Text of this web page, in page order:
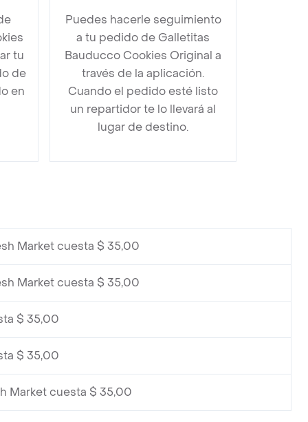
tu
de
en
Puedes hacerle seguimiento
a tu pedido de Galletitas
Bauducco Cookies Original a
través de la aplicación.
Cuando el pedido esté listo
un repartidor te lo llevará al
lugar de destino.
Market cuesta $ 35,00
Market cuesta $ 35,00
$ 35,00
$ 35,00
Market cuesta $ 35,00